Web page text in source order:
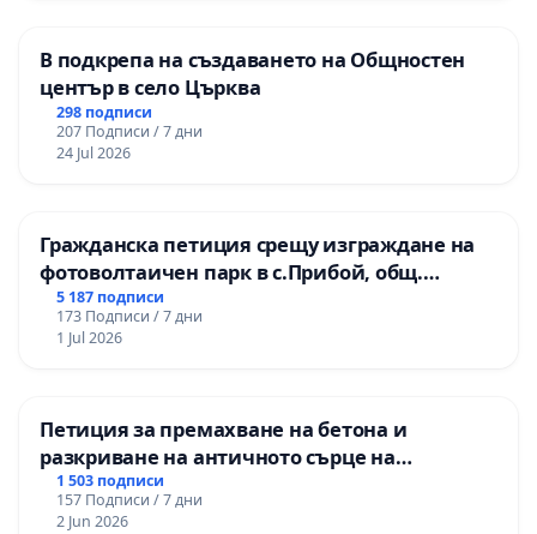
В подкрепа на създаването на Общностен
център в село Църква
298 подписи
207 Подписи / 7 дни
24 Jul 2026
Гражданска петиция срещу изграждане на
фотоволтаичен парк в с.Прибой, общ.
Радомир
5 187 подписи
173 Подписи / 7 дни
1 Jul 2026
Петиция за премахване на бетона и
разкриване на античното сърце на
Могиланската могила във Враца
1 503 подписи
157 Подписи / 7 дни
2 Jun 2026